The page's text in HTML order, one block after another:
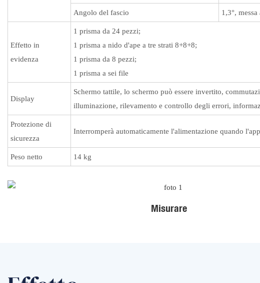
Angolo del fascio 1,3°,
Effetto in
evidenza
1 prisma da 24 pezzi;
1 prisma a nido d'ape a tre strati 8+8+8;
1 prisma da 8 pezzi;
1 prisma a sei file
Display
Schermo tattile, lo schermo può essere invertito,
illuminazione, rilevamento e controllo degli errori,
Protezione di
sicurezza
Interromperà automaticamente l'alimentazione quando
Peso netto 14 kg
Misurare